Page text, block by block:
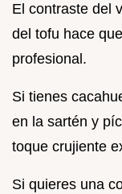
El contraste del
del tofu hace
profesional.
Si tienes
en la sartén y
toque crujiente
Si quieres una